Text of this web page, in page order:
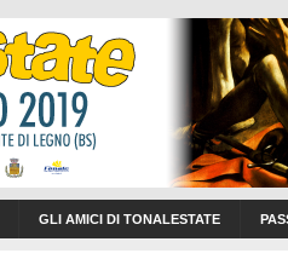
GLI AMICI DI TONALESTATE